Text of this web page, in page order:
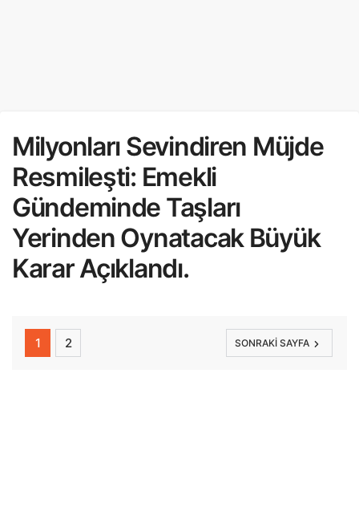
Milyonları Sevindiren Müjde
Resmileşti: Emekli
Gündeminde Taşları
Yerinden Oynatacak Büyük
Karar Açıklandı.
1 2 SONRAKI SAYFA